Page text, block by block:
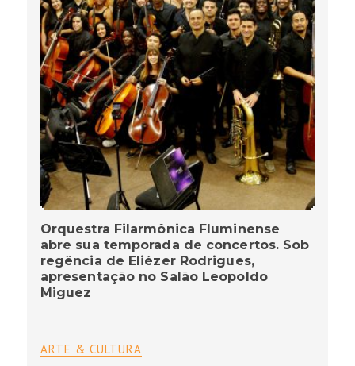
Orquestra Filarmônica Fluminense
abre sua temporada de concertos. Sob
regência de Eliézer Rodrigues,
apresentação no Salão Leopoldo
Miguez
ARTE & CULTURA